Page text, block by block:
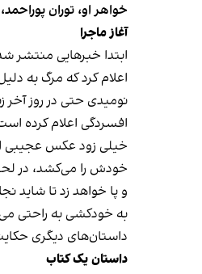
خواهر او، توران
آغاز ماجرا
ابتدا خبرهایی منتشر
اعلام کرد که مرگ به
نومیدی حتی در روز آخر
افسردگی اعلام کرده
خیلی زود عکس عجیبی
خودش را می‌کشد، در
و پا خواهد زد تا
به خودکشی به راحتی
داستان‌های دیگری
داستان یک کتاب